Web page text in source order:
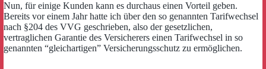
Nun, für einige Kunden kann es durchaus einen Vorteil geben.
Bereits vor einem Jahr hatte ich über den so genannten Tarifwechsel
nach §204 des VVG geschrieben, also der gesetzlichen,
vertraglichen Garantie des Versicherers einen Tarifwechsel in so
genannten “gleichartigen” Versicherungsschutz zu ermöglichen.